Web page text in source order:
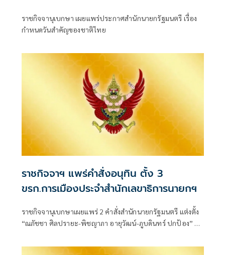
ราชกิจจานุเบกษา เผยแพร่ประกาศสำนักนายกรัฐมนตรี เรื่อง
กำหนดวันสำคัญของชาติไทย
ราชกิจจาฯ แพร่คำสั่งอนุทิน ตั้ง 3
ขรก.การเมืองประจำสำนักเลขาธิการนายกฯ
ราชกิจจานุเบกษาเผยแพร่ 2 คำสั่งสำนักนายกรัฐมนตรี แต่งตั้ง
“ณภัชชา ศิลปรายะ-พิชญาภา อายุวัฒน์-ภูบดินทร์ ปกป้อง” นั่ง
รัฐมนตรี มีผลตั้งแต่ 27 ก